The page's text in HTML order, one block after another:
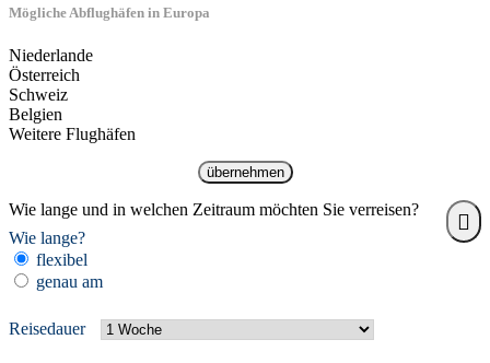
Mögliche Abflughäfen in Europa
Niederlande
Österreich
Schweiz
Belgien
Weitere Flughäfen
übernehmen
Wie lange und in welchen Zeitraum möchten Sie verreisen?
Wie lange?
flexibel
genau am
Reisedauer